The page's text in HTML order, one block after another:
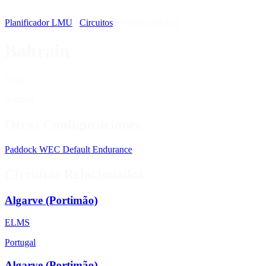
Planificador LMU Circuitos
Paddock WEC Default Endurance
Algarve (Portimão)
ELMS
Portugal